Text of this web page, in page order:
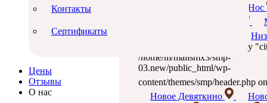
Лисий Нос
Warning: Undefined array key
/home/m/mailsmx3/smp-
03.new/public_html/wp-
content/themes/smp/header.php
Новое Девяткино
Контакты
Сертификаты
Сестринские услуги
Педиатрия
Цены
Отзывы
О нас